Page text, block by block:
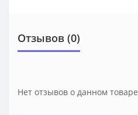
Отзывов (0)
Нет отзывов о данном